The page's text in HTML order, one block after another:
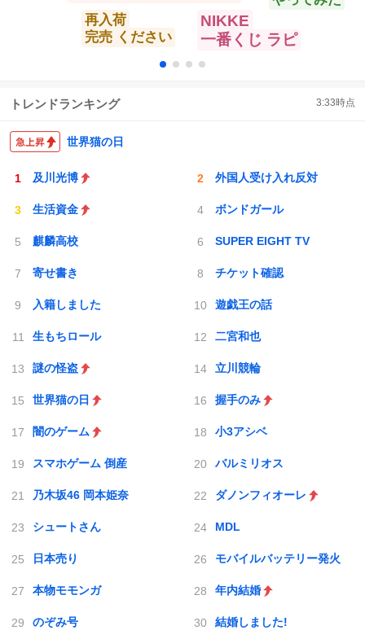
再入荷
完売 ください
NIKKE
一番くじ ラピ
トレンドランキング 3:33時点
世界猫の日
及川光博 外国人受け入れ反対
生活資金 ボンドガール
麒麟高校 SUPER EIGHT TV
寄せ書き チケット確認
入籍しました 遊戯王の話
生もちロール 二宮和也
謎の怪盗 立川競輪
世界猫の日 握手のみ
闇のゲーム 小3アシベ
スマホゲーム 倒産 バルミリオス
乃木坂46 岡本姫奈 ダノンフィオーレ
シュートさん MDL
日本売り モバイルバッテリー発火
本物モモンガ 年内結婚
のぞみ号 結婚しました!